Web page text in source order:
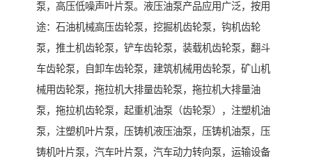
泵，高压低噪声叶片泵。液压油泵产品应用广泛，按用
途：石油机械高压齿轮泵，挖掘机齿轮泵，钩机齿轮
泵，推土机齿轮泵，铲车齿轮泵，装载机齿轮泵，翻斗
车齿轮泵，自卸车齿轮泵，建筑机械用齿轮泵，矿山机
械用齿轮泵，拖拉机大排量齿轮泵，拖拉机大排量油
泵，拖拉机齿轮泵，起重机油泵（齿轮泵），注塑机油
泵，注塑机叶片泵，压铸机液压油泵，压铸机油泵，压
铸机叶片泵，汽车叶片泵，汽车动力转向泵，运输设备